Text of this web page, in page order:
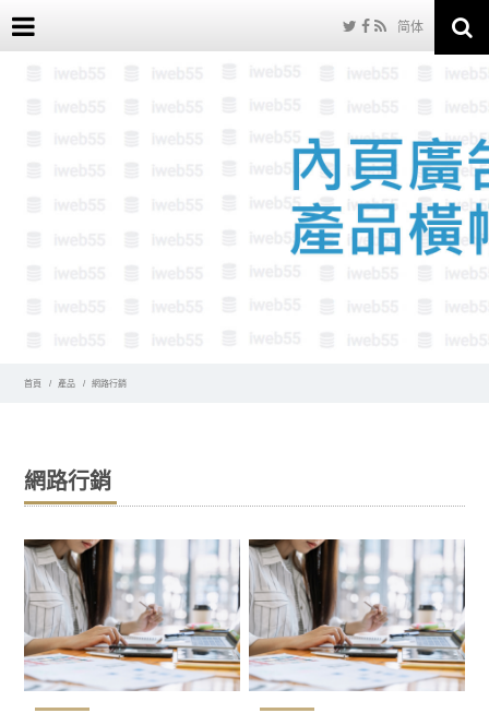
简体
首頁 產品 網路行銷
網路行銷